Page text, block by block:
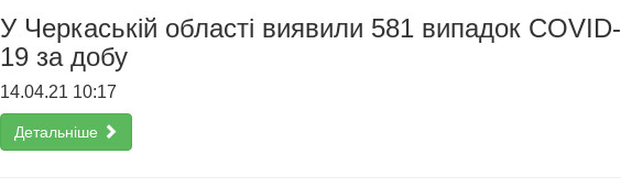
У Черкаській області виявили 581 випадок COVID-
19 за добу
14.04.21 10:17
Детальніше